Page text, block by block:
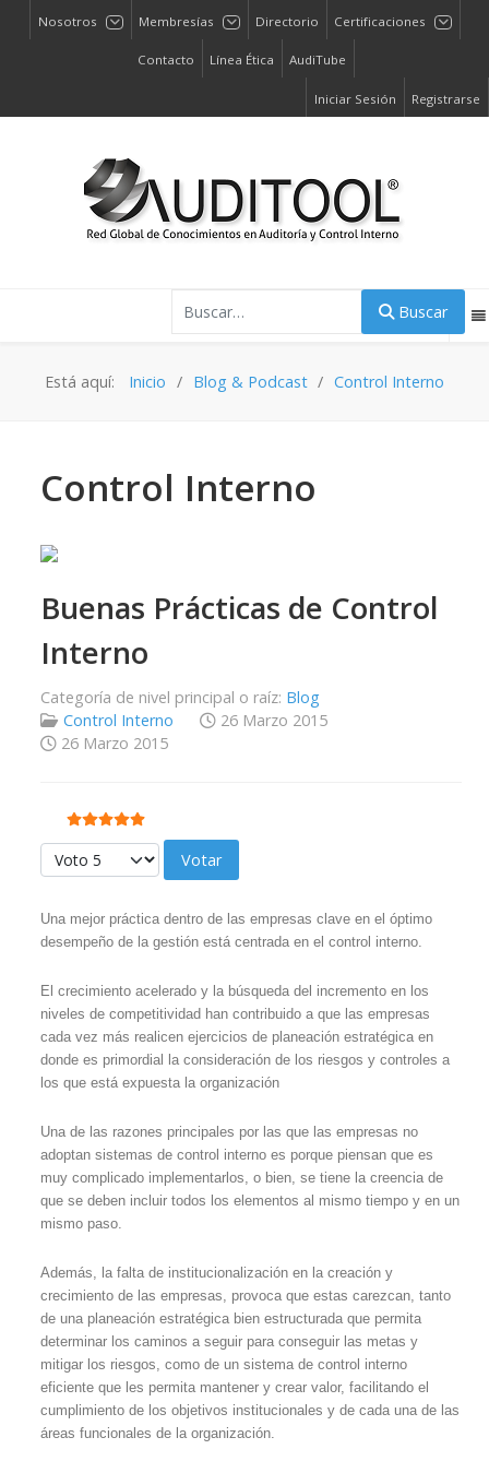
Nosotros Membresías Directorio Certificaciones
Contacto Línea Ética AudiTube
Iniciar Sesión Registrarse
Buscar
Está aquí: Inicio Blog & Podcast Control Interno
Control Interno
Buenas Prácticas de Control
Interno
Categoría de nivel principal o raíz: Blog
Control Interno
26 Marzo 2015
26 Marzo 2015
Ratio:5/5
Por favor, vote
Una mejor práctica dentro de las empresas clave en el óptimo
desempeño de la gestión está centrada en el control interno.
El crecimiento acelerado y la búsqueda del incremento en los
niveles de competitividad han contribuido a que las empresas
cada vez más realicen ejercicios de planeación estratégica en
donde es primordial la consideración de los riesgos y controles a
los que está expuesta la organización
Una de las razones principales por las que las empresas no
adoptan sistemas de control interno es porque piensan que es
muy complicado implementarlos, o bien, se tiene la creencia de
que se deben incluir todos los elementos al mismo tiempo y en un
mismo paso.
Además, la falta de institucionalización en la creación y
crecimiento de las empresas, provoca que estas carezcan, tanto
de una planeación estratégica bien estructurada que permita
determinar los caminos a seguir para conseguir las metas y
mitigar los riesgos, como de un sistema de control interno
eficiente que les permita mantener y crear valor, facilitando el
cumplimiento de los objetivos institucionales y de cada una de las
áreas funcionales de la organización.